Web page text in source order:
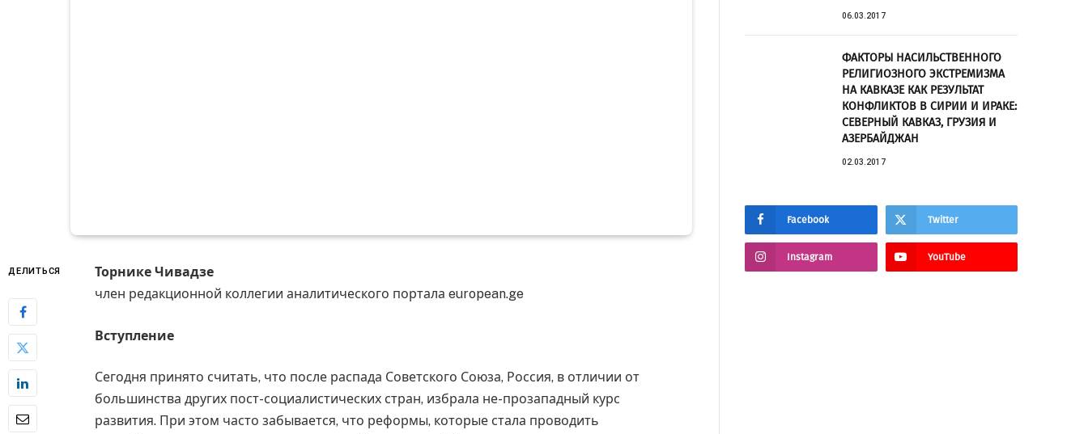
ДЕЛИТЬСЯ
Торнике Чивадзе
член редакционной коллегии аналитического портала european.ge
Вступление
Сегодня принято считать, что после распада Советского Союза, Россия, в отличии от
большинства других пост-социалистических стран, избрала не-прозападный курс
развития. При этом часто забывается, что реформы, которые стала проводить
06.03.2017
ФАКТОРЫ НАСИЛЬСТВЕННОГО
РЕЛИГИОЗНОГО ЭКСТРЕМИЗМА
НА КАВКАЗЕ КАК РЕЗУЛЬТАТ
КОНФЛИКТОВ В СИРИИ И ИРАКЕ:
СЕВЕРНЫЙ КАВКАЗ, ГРУЗИЯ И
АЗЕРБАЙДЖАН
02.03.2017
Facebook Twitter
Instagram YouTube